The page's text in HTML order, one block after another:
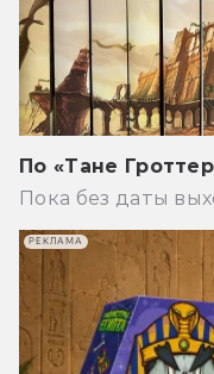
По «Тане
Пока без даты
РЕКЛАМА